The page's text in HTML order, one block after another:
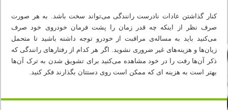
کنار گذاشتن عادات نادرست رانندگی می‌تواند سخت باشد. به هر صورت
صرف نظر از اینکه چه قدر زمان را پشت فرمان خودروی خود صرف
می‌کنید باید به مساله‌ی مراقبت از خودرو توجه داشته باشید تا متحمل
زیان‌ها و هزینه‌های غیر ضروری نشوید. اگر هر کدام از رفتارهای رانندگی که
ذکر آن‌ها رفت را در خود مشاهده می‌کنید برای تشویق شدن به ترک آن‌ها
بهتر است به هزینه ای که ممکن است روی دستتان بگذارند فکر کنید.